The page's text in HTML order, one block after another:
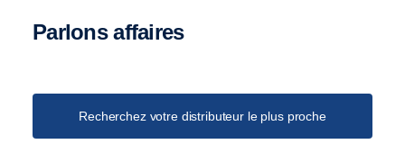
Parlons affaires
Recherchez votre distributeur le plus proche